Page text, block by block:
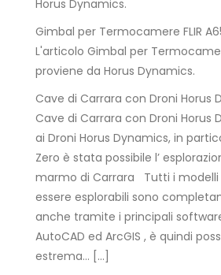
Horus Dynamics.
Gimbal per Termocamere FLIR
L'articolo Gimbal per
proviene da Horus Dynamics.
Cave di Carrara con Droni Horus
Cave di Carrara con Droni Horus
ai Droni Horus Dynamics, in
Zero è stata possibile l’
marmo di Carrara Tutti i modelli
essere esplorabili sono
anche tramite i principali
AutoCAD ed ArcGIS , è quindi
estrema… […]